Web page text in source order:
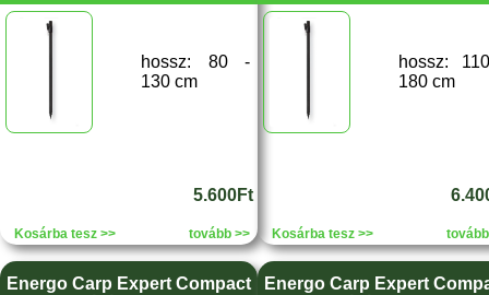
hossz: 80 -
130 cm
5.600Ft
Kosárba tesz >> tovább >>
hossz:
180 cm
Kosárba tesz >>
Energo Carp Expert Compact
Energo Carp Expert